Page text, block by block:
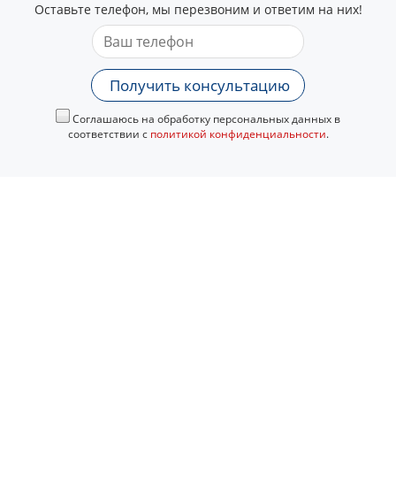
Оставьте телефон, мы перезвоним и ответим на них!
Получить консультацию
Соглашаюсь на обработку персональных данных в
соответствии с политикой конфиденциальности.